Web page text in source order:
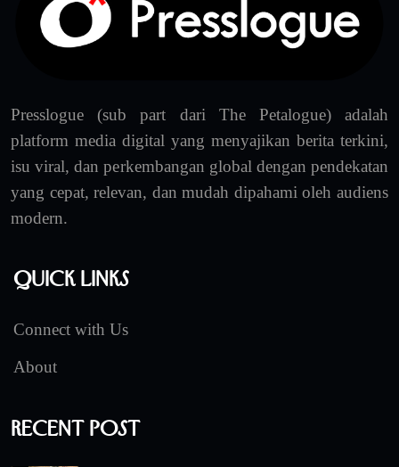
Presslogue (sub part dari The Petalogue) adalah
platform media digital yang menyajikan berita terkini,
isu viral, dan perkembangan global dengan pendekatan
yang cepat, relevan, dan mudah dipahami oleh audiens
modern.
Quick Links
Connect with Us
About
Recent Post